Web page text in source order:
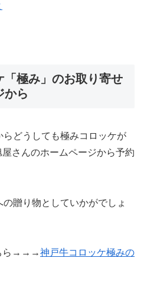
「極み」のお取り寄せ
から
どうしても極みコロッケが
さんのホームページから予約
贈り物としていかがでしょ
ら→→→神戸牛コロッケ極みの